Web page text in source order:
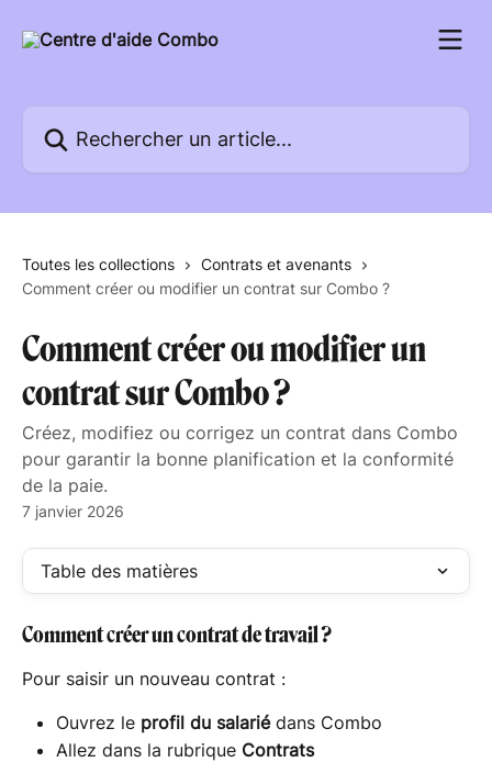
Toutes les collections
Contrats et avenants
Comment créer ou modifier un contrat sur Combo ?
Comment créer ou modifier un
contrat sur Combo ?
Créez, modifiez ou corrigez un contrat dans Combo
pour garantir la bonne planification et la conformité
de la paie.
7 janvier 2026
Table des matières
Comment créer un contrat de travail ?
Pour saisir un nouveau contrat :
Ouvrez le profil du salarié dans Combo
Allez dans la rubrique Contrats